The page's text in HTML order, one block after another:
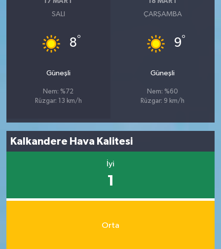
SALI
8°
Güneşli
Nem: %72
Rüzgar: 13 km/h
ÇARŞAMBA
9°
Güneşli
Nem: %60
Rüzgar: 9 km/h
Kalkandere Hava Kalitesi
İyi
1
Orta